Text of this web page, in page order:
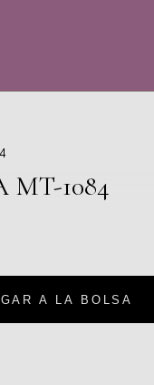
MT-1084
A LA BOLSA